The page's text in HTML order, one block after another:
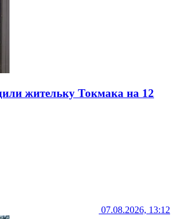
жительку Токмака на 12
07.08.2026, 13:12